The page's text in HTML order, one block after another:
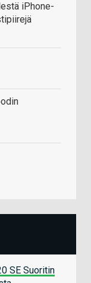
iPhone-
SE Suoritin